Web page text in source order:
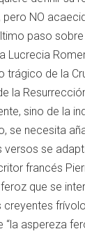
NO
paso
Lucrecia
trágico de la
la
sino de la
se necesita
versos se
francés
que se
aspereza